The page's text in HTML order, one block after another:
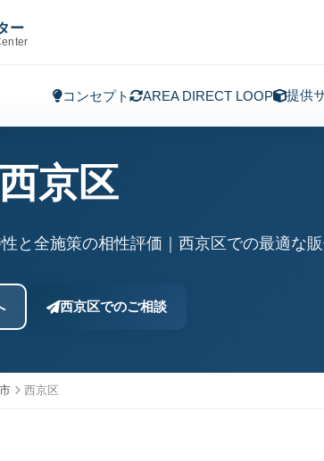
ー
コンセプト AREA DIRECT LOOP 提供
京区
と全施策の相性評価｜西京区での最適な
西京区でのご相談
西京区